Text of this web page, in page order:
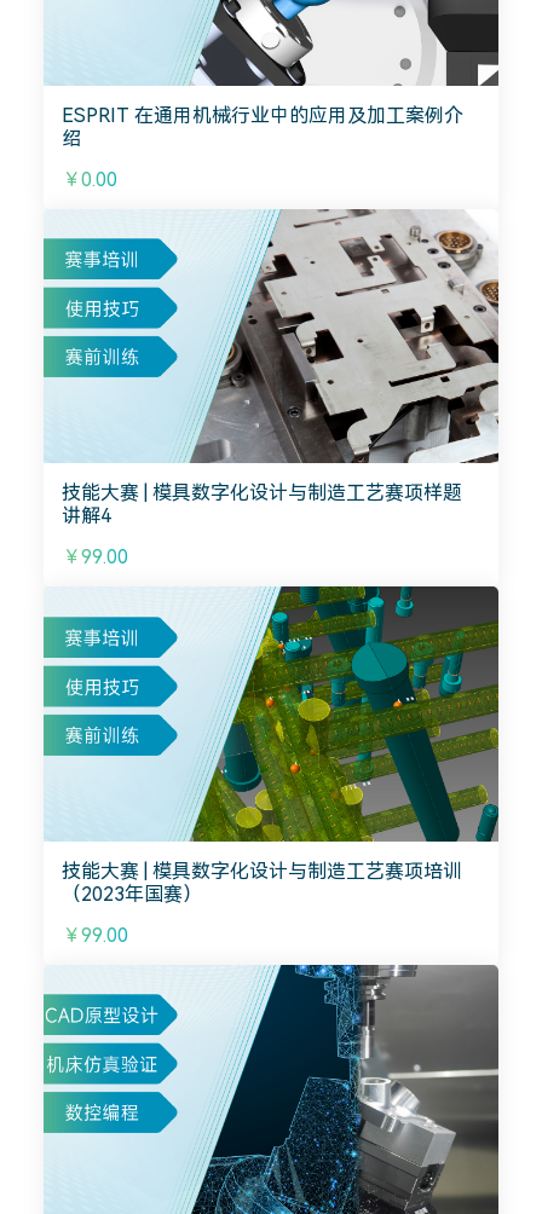
ESPRIT 在通用机械行业中的应用及加工案例介
绍
￥0.00
技能大赛 | 模具数字化设计与制造工艺赛项样题
讲解4
￥99.00
技能大赛 | 模具数字化设计与制造工艺赛项培训
（2023年国赛）
￥99.00